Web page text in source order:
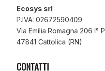
Ecosys srl
P.IVA: 02672590409
Via Emilia Romagna 206 I° P
47841 Cattolica (RN)
CONTATTI